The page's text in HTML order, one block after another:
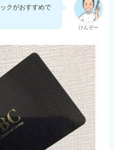
けんぞー
クがおすすめで